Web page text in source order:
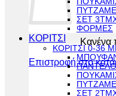
Κανένα
Επιστροφή στο
ΣΕΤ
ΦΟΡΜΕΣ
ΚΟΡΙΤΣΙ
ΚΟΡΙΤΣΙ 0-36
ΣΕΤ